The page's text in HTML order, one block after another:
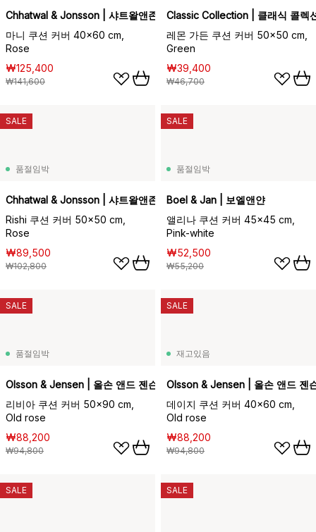
Chhatwal & Jonsson | 샤트왈앤존슨
마니 쿠션 커버 40x60 cm,
Rose
₩125,400
₩141,600
Classic Collection | 클래식 콜렉
레몬 가든 쿠션 커버 50x50 cm,
Green
₩39,400
₩46,700
품절임박
Chhatwal & Jonsson | 샤트왈앤존슨
Rishi 쿠션 커버 50x50 cm,
Rose
₩89,500
₩102,800
SALE
품절임박
Boel & Jan | 보엘앤얀
앨리나 쿠션 커버 45x45 cm,
Pink-white
₩52,500
₩55,200
SALE
품절임박
Olsson & Jensen | 올손 앤드 젠슨
리비아 쿠션 커버 50x90 cm,
Old rose
₩88,200
₩94,800
SALE
재고있음
Olsson & Jensen | 올손 앤드 젠
데이지 쿠션 커버 40x60 cm,
Old rose
₩88,200
₩94,800
SALE
SALE SALE